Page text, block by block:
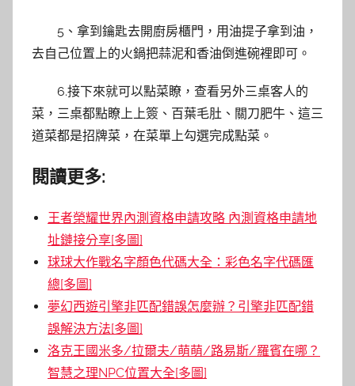
5、拿到鑰匙去開廚房櫃門，用油提子拿到油，
去自己位置上的火鍋把蒜泥和香油倒進碗裡即可。
6.接下來就可以點菜瞭，查看另外三桌客人的
菜，三桌都點瞭上上簽、百葉毛肚、關刀肥牛、這三
道菜都是招牌菜，在菜單上勾選完成點菜。
閱讀更多:
王者榮耀世界內測資格申請攻略 內測資格申請地
址鏈接分享[多圖]
球球大作戰名字顏色代碼大全：彩色名字代碼匯
總[多圖]
夢幻西遊引擎非匹配錯誤怎麼辦？引擎非匹配錯
誤解決方法[多圖]
洛克王國米多/拉爾夫/萌萌/路易斯/羅賓在哪？
智慧之理NPC位置大全[多圖]